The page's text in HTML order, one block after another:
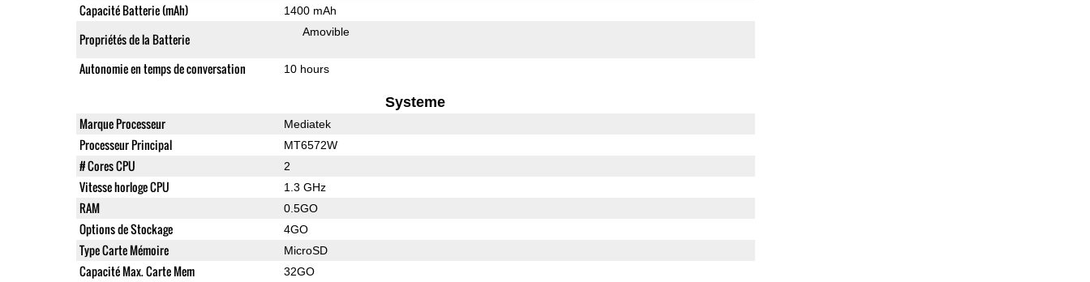
Capacité Batterie (mAh) 1400 mAh
Propriétés de la Batterie Amovible
Autonomie en temps de conversation 10 hours
Systeme
Marque Processeur Mediatek
Processeur Principal MT6572W
# Cores CPU 2
Vitesse horloge CPU 1.3 GHz
RAM 0.5GO
Options de Stockage 4GO
Type Carte Mémoire MicroSD
Capacité Max. Carte Mem 32GO